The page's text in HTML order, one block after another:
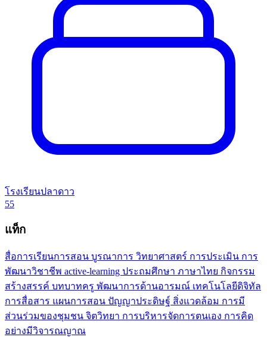
โรงเรียนปลาดาว
55
แท็ก
สื่อการเรียนการสอน บูรณาการ วิทยาศาสตร์ การประเมิน การ
พัฒนาวิชาชีพ active-learning ประถมศึกษา ภาษาไทย กิจกรรม
สร้างสรรค์ บทบาทครู พัฒนาการด้านอารมณ์ เทคโนโลยีดิจิทัล
การสื่อสาร แผนการสอน ปัญญาประดิษฐ์ สิ่งแวดล้อม การมี
ส่วนร่วมของชุมชน จิตวิทยา การบริหารจัดการตนเอง การคิด
อย่างมีวิจารณญาณ